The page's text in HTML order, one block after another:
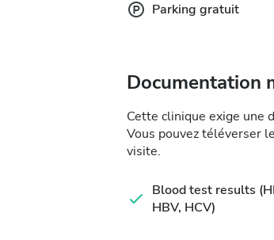
Parking gratuit
Documentation
Cette clinique exige une
Vous pouvez téléverser
visite.
Blood test results
HBV, HCV)